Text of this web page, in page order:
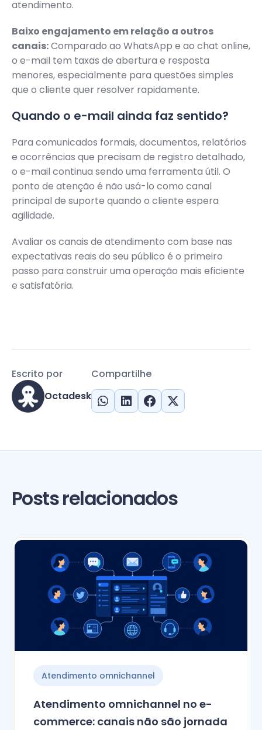
atendimento.
Baixo engajamento em relação a outros
canais:Comparado ao WhatsApp e ao chat online,
o e-mail tem taxas de abertura e resposta
menores, especialmente para questões simples
que o cliente quer resolver rapidamente.
Quando o e-mail ainda faz sentido?
Para comunicados formais, documentos, relatórios
e ocorrências que precisam de registro detalhado,
o e-mail continua sendo uma ferramenta útil. O
ponto de atenção é não usá-lo como canal
principal de suporte quando o cliente espera
agilidade.
Avaliar os canais de atendimento com base nas
expectativas reais do seu público é o primeiro
passo para construir uma operação mais eficiente
e satisfatória.
Compartilhe
Escrito por
Octadesk
Posts relacionados
Atendimento omnichannel
Atendimento omnichannel no e-
commerce: canais não são jornada